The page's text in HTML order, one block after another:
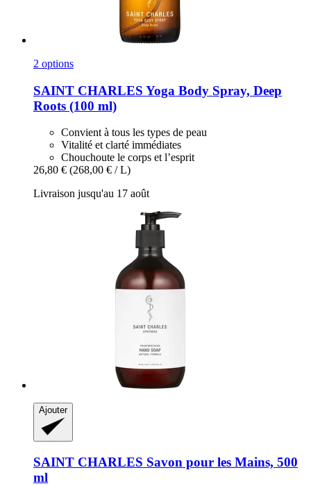
2 options
SAINT CHARLES Yoga Body Spray, Deep
Roots (100 ml)
Convient à tous les types de peau
Vitalité et clarté immédiates
Chouchoute le corps et l’esprit
26,80 € (268,00 € / L)
Livraison jusqu'au 17 août
Ajouter
SAINT CHARLES Savon pour les Mains, 500
ml